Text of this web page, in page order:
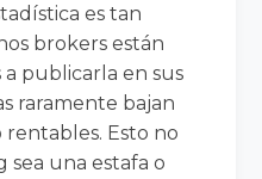
es tan
brokers están
publicarla en sus
raramente bajan
Esto no
sea una estafa o